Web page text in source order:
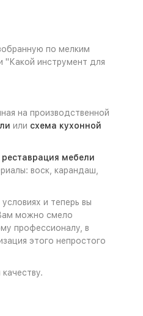
по мелким
"Какой инструмент для
на производственной
или схема кухонной
реставрация мебели
воск, карандаш,
и теперь вы
можно смело
профессионалу, в
этого непростого